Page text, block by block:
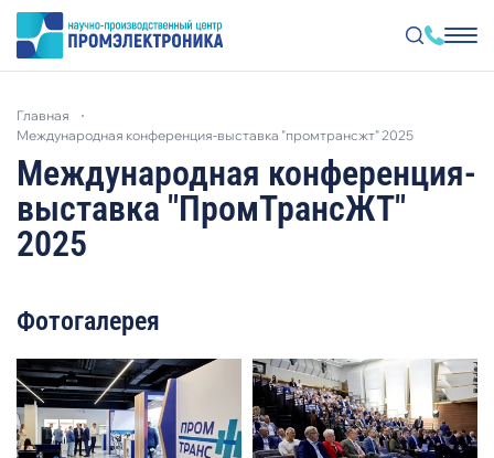
содержанию
главная
международная конференция-выставка "промтрансжт" 2025
Международная конференция-
выставка "ПромТрансЖТ"
2025
Фотогалерея